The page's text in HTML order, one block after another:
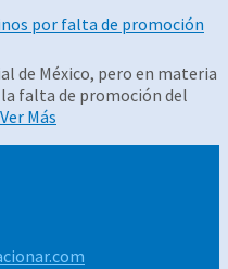
por falta de promoción
de México, pero en materia
falta de promoción del
Ver Más